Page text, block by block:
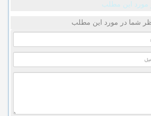
مورد این مطلب
شما در مورد این مطلب